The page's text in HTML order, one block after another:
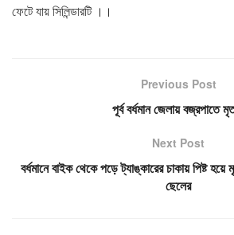
ফেটে যায় সিলিন্ডারটি ।।
Previous Post
পূর্ব বর্ধমান জেলায় বজ্রপাতে
Next Post
বর্ধমানে বাইক থেকে পড়ে ট্যাঙ্কারের চাকায় পিষ্ট হয়ে
ছেলের